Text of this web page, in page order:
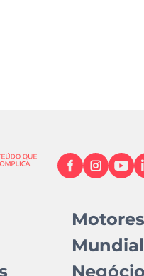
Motores